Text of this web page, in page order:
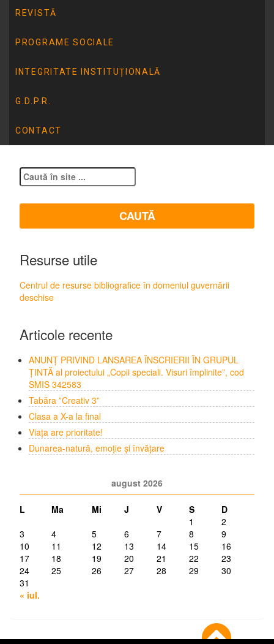
REVISTĂ
PROGRAME SOCIALE
INTEGRITATE INSTITUȚIONALĂ
G.D.P.R.
CONTACT
Didactic Tulcea
Tabara-Prietenul bun la nevoie se cunoaste –
Resurse utile
Centrul de resurse bibliografice în domeniul guvernării
deschise
Articole recente
ANUNȚ PRIVIND LANSAREA ÎNSCRIERII ÎN GRUPUL
ȚINTĂ al proiectului „Copii speciali. Visuri împlinite”, cod
SMIS 342583
Tabăra ”Creativ 3”
Clasa a X-a la final
Viața are prioritate!
Dunarea-natură, emoție și învățare
august 2026
L Ma Mi J V S
D
1
2
3
4 5 6 7 8
9
10
11 12 13 14 15
16
17
18 19 20 21 22
23
24
25 26 27 28 29
30
31
« iul.